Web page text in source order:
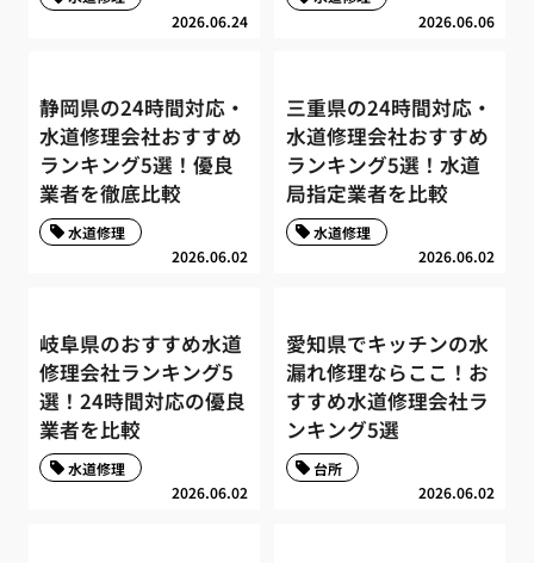
2026.06.24 2026.06.06
静岡県の24時間対応・
水道修理会社おすすめ
ランキング5選！優良
業者を徹底比較
2026.06.02
水道修理
三重県の24時間対応・
水道修理会社おすすめ
ランキング5選！水道
局指定業者を比較
2026.06.02
水道修理
岐阜県のおすすめ水道
修理会社ランキング5
選！24時間対応の優良
業者を比較
2026.06.02
水道修理
愛知県でキッチンの水
漏れ修理ならここ！お
すすめ水道修理会社ラ
ンキング5選
2026.06.02
台所